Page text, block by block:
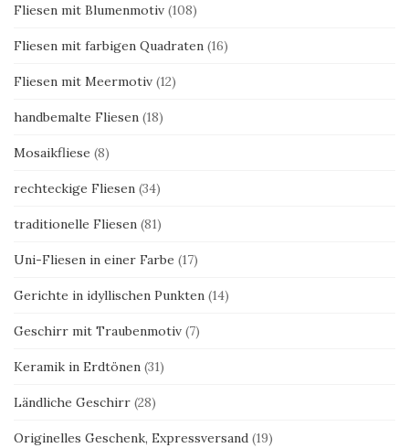
Fliesen mit Blumenmotiv (108)
Fliesen mit farbigen Quadraten (16)
Fliesen mit Meermotiv (12)
handbemalte Fliesen (18)
Mosaikfliese (8)
rechteckige Fliesen (34)
traditionelle Fliesen (81)
Uni-Fliesen in einer Farbe (17)
Gerichte in idyllischen Punkten (14)
Geschirr mit Traubenmotiv (7)
Keramik in Erdtönen (31)
Ländliche Geschirr (28)
Originelles Geschenk, Expressversand (19)